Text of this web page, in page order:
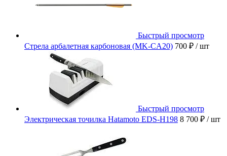
Быстрый просмотр
Стрела арбалетная карбоновая (MK-CA20) 700 ₽ / шт
Быстрый просмотр
Электрическая точилка Hatamoto EDS-H198 8 700 ₽ / шт